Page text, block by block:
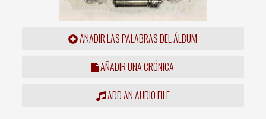
AÑADIR LAS PALABRAS DEL ÁLBUM
AÑADIR UNA CRÓNICA
ADD AN AUDIO FILE